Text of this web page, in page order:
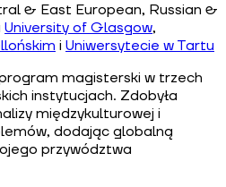
& East European, Russian &
University of Glasgow,
i Uniwersytecie w Tartu
magisterski w trzech
instytucjach. Zdobyła
międzykulturowej i
dodając globalną
przywództwa